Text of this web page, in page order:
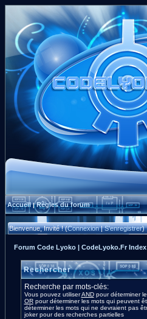
Accueil|Règles du forum
Bienvenue, Invité ! (Connexion|S'enregistrer)
Forum Code Lyoko | CodeLyoko.Fr
Rechercher
Recherche par mots-clés:
Vous pouvez utiliserANDpour déterminer
ORpour déterminer les mots qui peuvent
déterminer les mots qui ne devraient pas
joker pour des recherches partielles